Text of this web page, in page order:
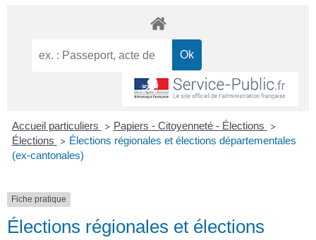
Accueil particuliers > Papiers - Citoyenneté - Élections >
Élections > Élections régionales et élections départementales
(ex-cantonales)
Fiche pratique
Élections régionales et élections